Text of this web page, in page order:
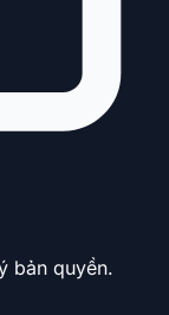
bản quyền.